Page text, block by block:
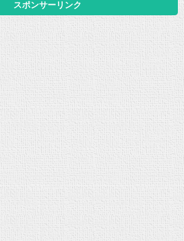
スポンサーリンク